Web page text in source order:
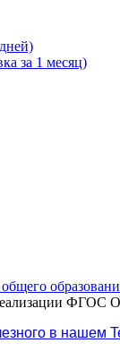
за 1 месяц)
ФГОС
в нашем